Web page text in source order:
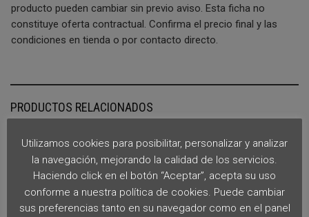
producto pueden cambiar sin previo aviso. Esta ficha no
constituye oferta contractual. Confirma el precio final y las
condiciones en tienda o por contacto directo.
PRODUCTOS RELACIONADOS
Utilizamos cookies para posibilitar, personalizar y analizar
la navegación, mejorando la calidad de los servicios.
Haciendo click en el botón “Aceptar”, acepta su uso
conforme a nuestra política de cookies. Puede cambiar
sus preferencias tanto en su navegador como en el panel